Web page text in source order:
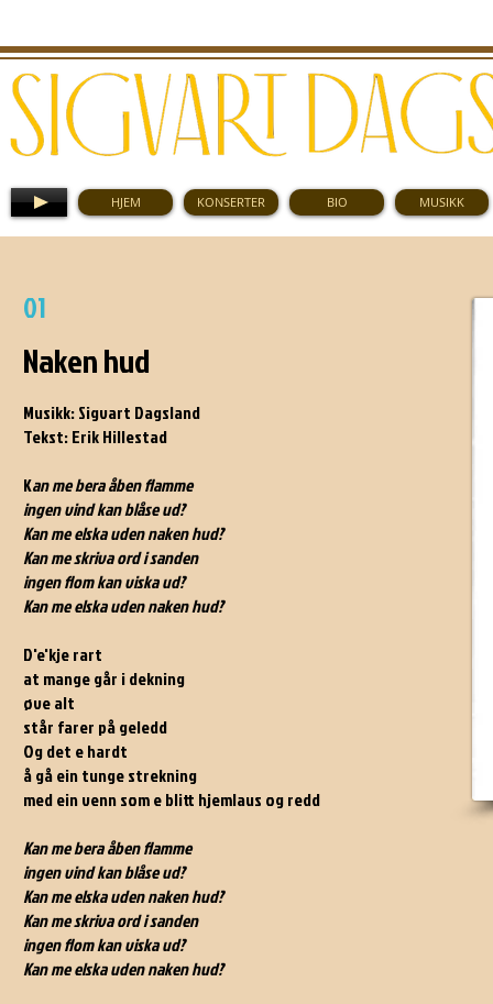
HJEM KONSERTER BIO MUSIKK
01
Naken hud
Musikk: Sigvart Dagsland
Tekst: Erik Hillestad
Kan me bera åben flamme
ingen vind kan blåse ud?
Kan me elska uden naken hud?
Kan me skriva ord i sanden
ingen flom kan viska ud?
Kan me elska uden naken hud?
D'e'kje rart
at mange går i dekning
øve alt
står farer på geledd
Og det e hardt
å gå ein tunge strekning
med ein venn som e blitt hjemlaus og redd
Kan me bera åben flamme
ingen vind kan blåse ud?
Kan me elska uden naken hud?
Kan me skriva ord i sanden
ingen flom kan viska ud?
Kan me elska uden naken hud?